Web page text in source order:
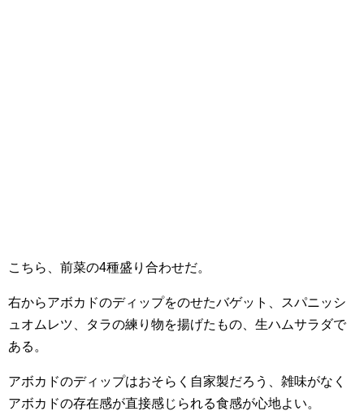
こちら、前菜の4種盛り合わせだ。
右からアボカドのディップをのせたバゲット、スパニッシ
ュオムレツ、タラの練り物を揚げたもの、生ハムサラダで
ある。
アボカドのディップはおそらく自家製だろう、雑味がなく
アボカドの存在感が直接感じられる食感が心地よい。